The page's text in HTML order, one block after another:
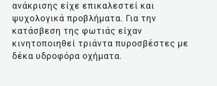
ανάκρισης είχε επικαλεστεί και
ψυχολογικά προβλήματα. Για την
κατάσβεση της φωτιάς είχαν
κινητοποιηθεί τριάντα πυροσβέστες με
δέκα υδροφόρα οχήματα.